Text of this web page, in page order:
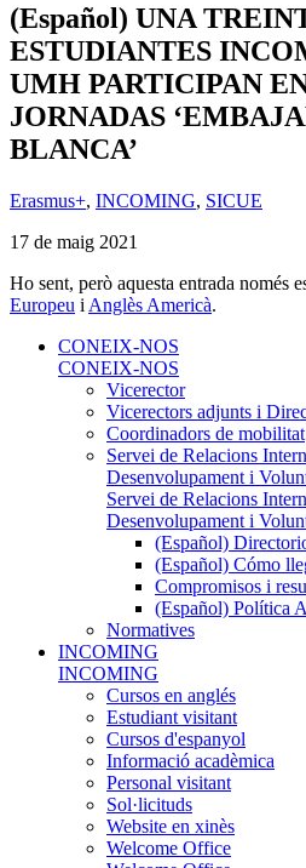
(Español) UNA
ESTUDIANTES
UMH PARTICIPAN
JORNADAS
BLANCA’
Erasmus+, INCOMING, SICUE
17 de maig 2021
Ho sent, però aquesta entrada només
Europeu i Anglès Americà.
CONEIX-NOS
CONEIX-NOS
Vicerector
Vicerectors adjunts i
Coordinadors de mobilitat
Servei de Relacions
Desenvolupament i
Servei de Relacions
Desenvolupament i
(Español)
(Español) Cómo
Compromisos i
(Español) Política
Normatives
INCOMING
INCOMING
Cursos en anglés
Estudiant visitant
Cursos d'espanyol
Informació acadèmica
Personal visitant
Sol·licituds
Website en xinès
Welcome Office